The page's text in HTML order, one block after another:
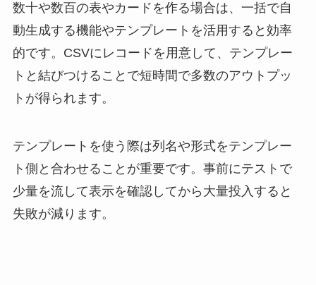
数十や数百の表やカードを作る場合は、一括で自
動生成する機能やテンプレートを活用すると効率
的です。CSVにレコードを用意して、テンプレー
トと結びつけることで短時間で多数のアウトプッ
トが得られます。
テンプレートを使う際は列名や形式をテンプレー
ト側と合わせることが重要です。事前にテストで
少量を流して表示を確認してから大量投入すると
失敗が減ります。